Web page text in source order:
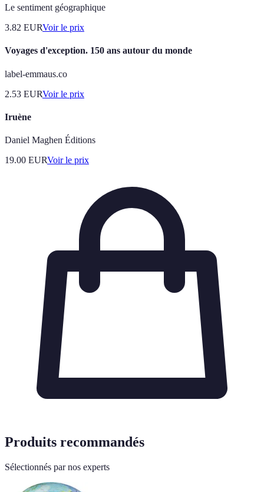
Le sentiment géographique
3.82 EURVoir le prix
Voyages d'exception. 150 ans autour du monde
label-emmaus.co
2.53 EURVoir le prix
Iruène
Daniel Maghen Éditions
19.00 EURVoir le prix
Produits recommandés
Sélectionnés par nos experts